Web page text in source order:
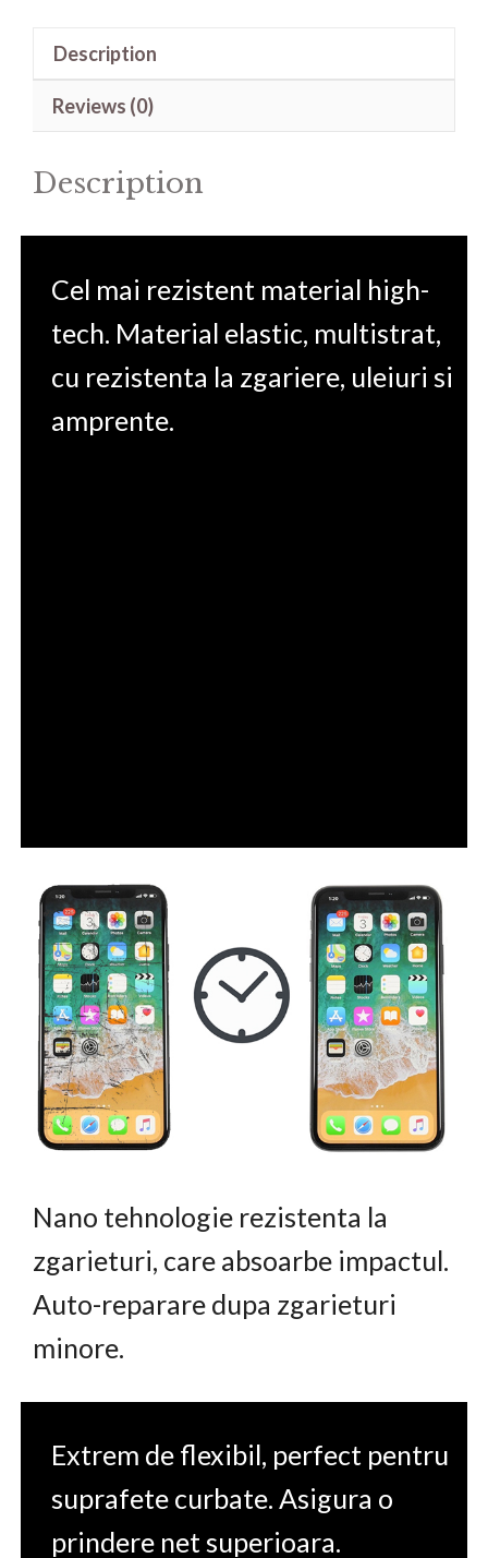
Description
Reviews (0)
Description
Cel mai rezistent material high-
tech. Material elastic, multistrat,
cu rezistenta la zgariere, uleiuri si
amprente.
Nano tehnologie rezistenta la
zgarieturi, care absoarbe impactul.
Auto-reparare dupa zgarieturi
minore.
Extrem de flexibil, perfect pentru
suprafete curbate. Asigura o
prindere net superioara.